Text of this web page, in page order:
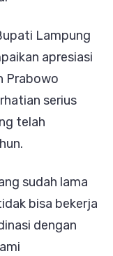
Lampung
apresiasi
Prabowo
serius
telah
sudah lama
bisa bekerja
dengan